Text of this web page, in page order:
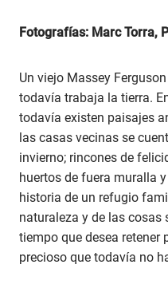
Fotografías: Marc Torra,
Un viejo Massey
todavía trabaja la tierra.
todavía existen paisajes
las casas vecinas se
invierno; rincones de
huertos de fuera muralla
historia de un refugio
naturaleza y de las cosas
tiempo que desea retener
precioso que todavía no